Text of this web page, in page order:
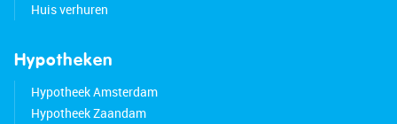
Huis verhuren
Hypotheken
Hypotheek Amsterdam
Hypotheek Zaandam